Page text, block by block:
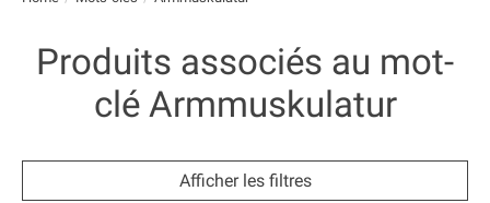
Produits associés au mot-
clé Armmuskulatur
Afficher les filtres